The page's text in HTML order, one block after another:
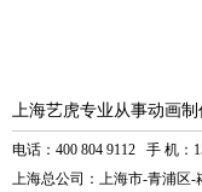
上海艺虎专业从事动画
电话：400 804 9112 手 机：
上海总公司：上海市-青浦区-